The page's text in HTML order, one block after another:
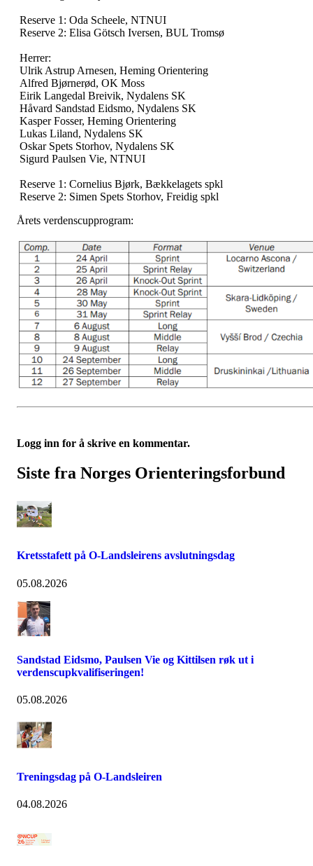
Reserve 1: Oda Scheele, NTNUI
Reserve 2: Elisa Götsch Iversen, BUL Tromsø
Herrer:
Ulrik Astrup Arnesen, Heming Orientering
Alfred Bjørnerød, OK Moss
Eirik Langedal Breivik, Nydalens SK
Håvard Sandstad Eidsmo, Nydalens SK
Kasper Fosser, Heming Orientering
Lukas Liland, Nydalens SK
Oskar Spets Storhov, Nydalens SK
Sigurd Paulsen Vie, NTNUI
Reserve 1: Cornelius Bjørk, Bækkelagets spkl
Reserve 2: Simen Spets Storhov, Freidig spkl
Årets verdenscupprogram:
Logg inn for å skrive en kommentar.
Siste fra Norges Orienteringsforbund
Kretsstafett på O-Landsleirens avslutningsdag
05.08.2026
Sandstad Eidsmo, Paulsen Vie og Kittilsen røk ut i
verdenscupkvalifiseringen!
05.08.2026
Treningsdag på O-Landsleiren
04.08.2026